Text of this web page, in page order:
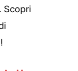
Scopri